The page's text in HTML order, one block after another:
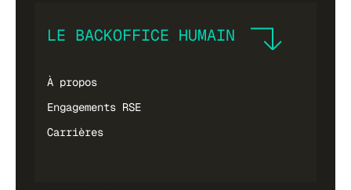
LE BACKOFFICE HUMAIN
À propos
Engagements RSE
Carrières